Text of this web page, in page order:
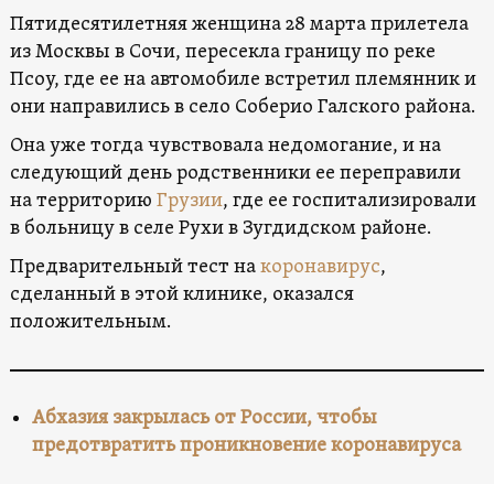
Пятидесятилетняя женщина 28 марта прилетела
из Москвы в Сочи, пересекла границу по реке
Псоу, где ее на автомобиле встретил племянник и
они направились в село Соберио Галского района.
Она уже тогда чувствовала недомогание, и на
следующий день родственники ее переправили
на территорию Грузии, где ее госпитализировали
в больницу в селе Рухи в Зугдидском районе.
Предварительный тест накоронавирус,
сделанный в этой клинике, оказался
положительным.
Абхазия закрылась от России, чтобы
предотвратить проникновение коронавируса